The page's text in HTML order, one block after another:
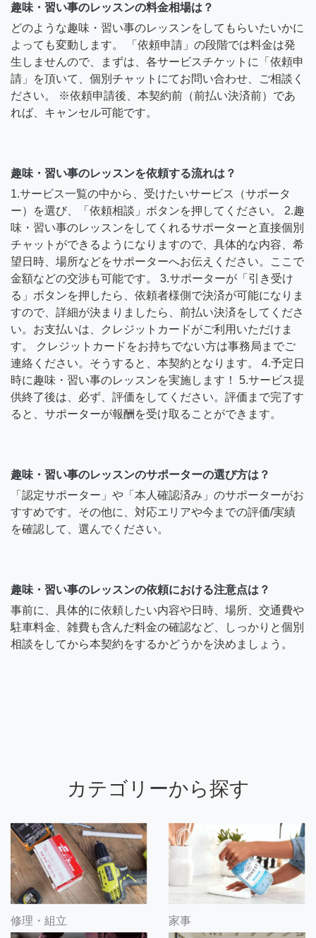
趣味・習い事のレッスンの料金相場は？
どのような趣味・習い事のレッスンをしてもらいたいかに
よっても変動します。 「依頼申請」の段階では料金は発
生しませんので、まずは、各サービスチケットに「依頼申
請」を頂いて、個別チャットにてお問い合わせ、ご相談く
ださい。 ※依頼申請後、本契約前（前払い決済前）であ
れば、キャンセル可能です。
趣味・習い事のレッスンを依頼する流れは？
1.サービス一覧の中から、受けたいサービス（サポータ
ー）を選び、「依頼相談」ボタンを押してください。 2.趣
味・習い事のレッスンをしてくれるサポーターと直接個別
チャットができるようになりますので、具体的な内容、希
望日時、場所などをサポーターへお伝えください。ここで
金額などの交渉も可能です。 3.サポーターが「引き受け
る」ボタンを押したら、依頼者様側で決済が可能になりま
すので、詳細が決まりましたら、前払い決済をしてくださ
い。お支払いは、クレジットカードがご利用いただけま
す。 クレジットカードをお持ちでない方は事務局までご
連絡ください。そうすると、本契約となります。 4.予定日
時に趣味・習い事のレッスンを実施します！ 5.サービス提
供終了後は、必ず、評価をしてください。評価まで完了す
ると、サポーターが報酬を受け取ることができます。
趣味・習い事のレッスンのサポーターの選び方は？
「認定サポーター」や「本人確認済み」のサポーターがお
すすめです。その他に、対応エリアや今までの評価/実績
を確認して、選んでください。
趣味・習い事のレッスンの依頼における注意点は？
事前に、具体的に依頼したい内容や日時、場所、交通費や
駐車料金、雑費も含んだ料金の確認など、しっかりと個別
相談をしてから本契約をするかどうかを決めましょう。
カテゴリーから探す
修理・組立 家事